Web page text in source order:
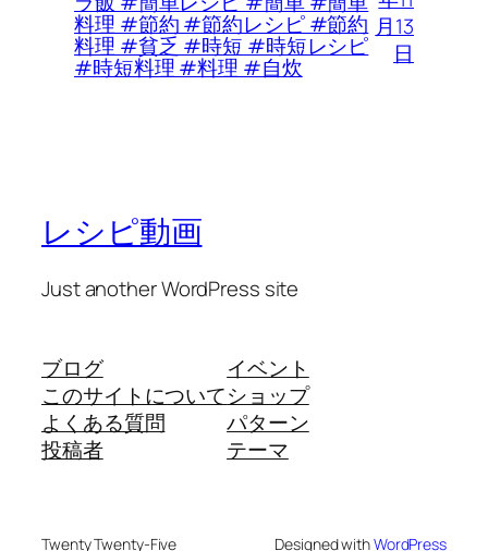
料理 #節約 #節約レシピ #節約
料理 #貧乏 #時短 #時短レシピ
#時短料理 #料理 #自炊
月13
日
レシピ動画
Just another WordPress site
ブログ
このサイトについて
よくある質問
投稿者
イベント
ショップ
パターン
テーマ
Twenty Twenty-Five Designed withWordPress